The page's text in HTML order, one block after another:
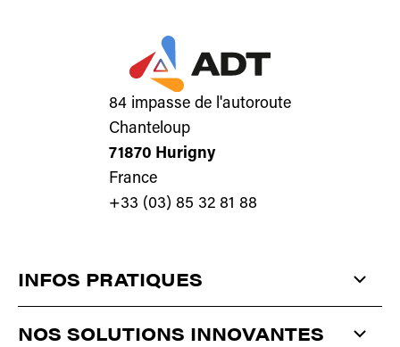
84 impasse de l'autoroute
Chanteloup
71870 Hurigny
France
+33 (03) 85 32 81 88
INFOS PRATIQUES
QUI SOMMES-NOUS ?
NOS SOLUTIONS INNOVANTES